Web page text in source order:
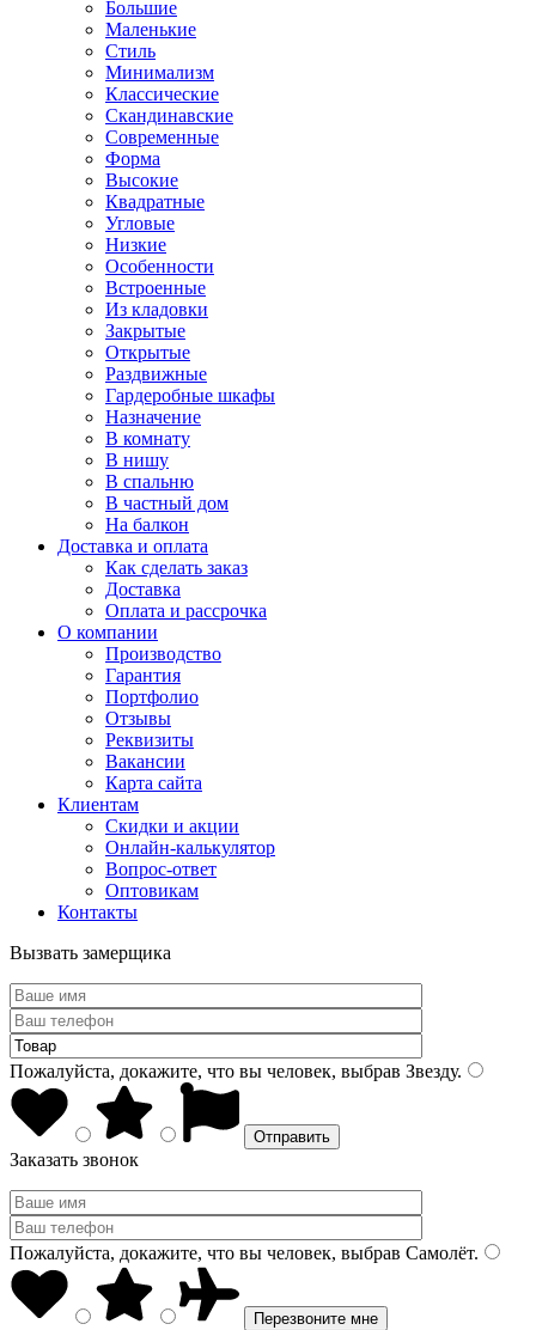
Большие
Маленькие
Стиль
Минимализм
Классические
Скандинавские
Современные
Форма
Высокие
Квадратные
Угловые
Низкие
Особенности
Встроенные
Из кладовки
Закрытые
Открытые
Раздвижные
Гардеробные шкафы
Назначение
В комнату
В нишу
В спальню
В частный дом
На балкон
Доставка и оплата
Как сделать заказ
Доставка
Оплата и рассрочка
О компании
Производство
Гарантия
Портфолио
Отзывы
Реквизиты
Вакансии
Карта сайта
Клиентам
Скидки и акции
Онлайн-калькулятор
Вопрос-ответ
Оптовикам
Контакты
Вызвать замерщика
Пожалуйста, докажите, что вы человек, выбрав Звезду.
Заказать звонок
Пожалуйста, докажите, что вы человек, выбрав Самолёт.